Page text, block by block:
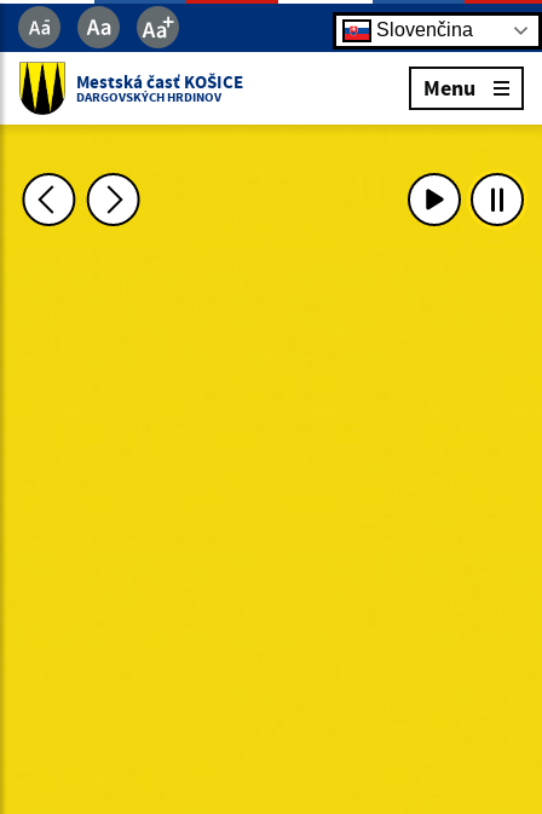
Slovenčina
Mestská časť KOŠICE
DARGOVSKÝCH HRDINOV Menu